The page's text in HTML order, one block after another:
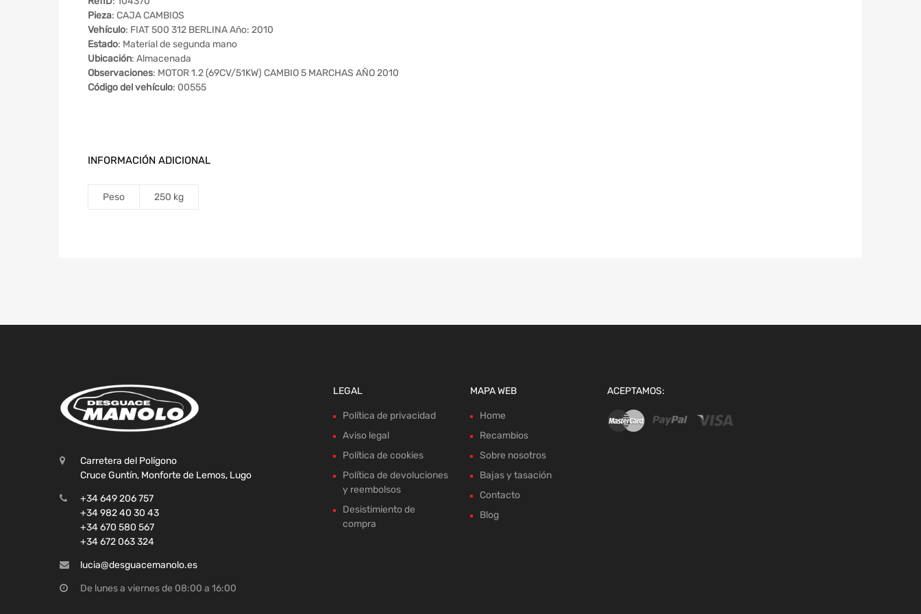
Pieza: CAJA CAMBIOS
Vehículo: FIAT 500 312 BERLINA Año: 2010
Estado: Material de segunda mano
Ubicación: Almacenada
Observaciones: MOTOR 1.2 (69CV/51KW) CAMBIO 5 MARCHAS AÑO 2010
Código del vehículo: 00555
INFORMACIÓN ADICIONAL
Peso 250 kg
Carretera del Polígono
Cruce Guntín, Monforte de Lemos, Lugo
+34 649 206 757
+34 982 40 30 43
+34 670 580 567
+34 672 063 324
lucia@desguacemanolo.es
De lunes a viernes de 08:00 a 16:00
LEGAL
Política de privacidad
Aviso legal
Política de cookies
Política de devoluciones
y reembolsos
Desistimiento de
compra
MAPA WEB
Home
Recambios
Sobre nosotros
Bajas y tasación
Contacto
Blog
ACEPTAMOS: